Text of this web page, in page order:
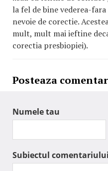
la fel de bine vederea-
nevoie de corectie.
mult, mult mai ieftine
corectia presbiopiei).
Posteaza
Numele tau
Subiectul comentariului